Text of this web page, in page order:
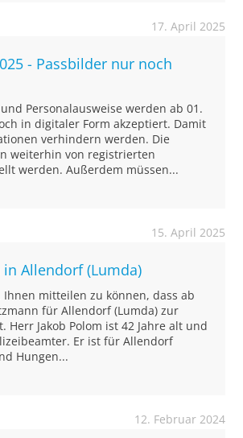
17. April 2025
- Passbilder nur noch
Personalausweise werden ab 01.
in digitaler Form akzeptiert. Damit
verhindern werden. Die
weiterhin von registrierten
werden. Außerdem müssen...
15. April 2025
in Allendorf (Lumda)
mitteilen zu können, dass ab
für Allendorf (Lumda) zur
Herr Jakob Polom ist 42 Jahre alt und
Er ist für Allendorf
Hungen...
12. Februar 2024